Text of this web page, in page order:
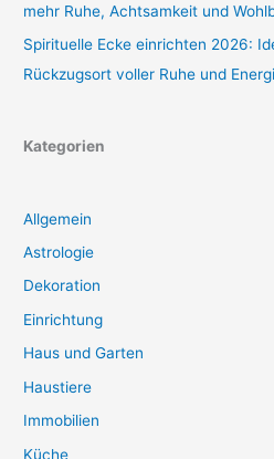
mehr Ruhe, Achtsamkeit und
Spirituelle Ecke einrichten 2026:
Rückzugsort voller Ruhe und
Kategorien
Allgemein
Astrologie
Dekoration
Einrichtung
Haus und Garten
Haustiere
Immobilien
Küche